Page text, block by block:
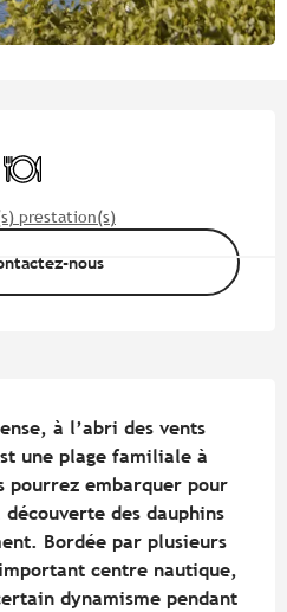
Restaurant
prestation(s)
nous
à l’abri des vents
une plage familiale à
pourrez embarquer pour
des dauphins
Bordée par plusieurs
centre nautique,
dynamisme pendant